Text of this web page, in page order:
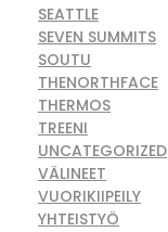
SEATTLE
SEVEN SUMMITS
SOUTU
THENORTHFACE
THERMOS
TREENI
UNCATEGORIZED
VÄLINEET
VUORIKIIPEILY
YHTEISTYÖ